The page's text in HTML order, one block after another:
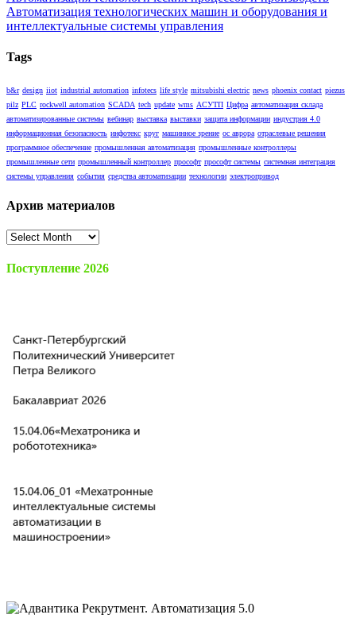
Tags
b&r design iiot industrial automation infotecs life style mitsubishi electric news phoenix contact piezus
pilz PLC rockwell automation SCADA tech update wms АСУТП Цифра автоматизация склада
автоматизированные системы вебинар выставка выставки защита информации индустрия 4.0
информационная безопасность инфотекс круг машинное зрение ос аврора отраслевые решения
программное обеспечение промышленная автоматизация промышленные контроллеры
промышленные сети промышленный контроллер прософт прософт системы системная интеграция
системы управления события средства автоматизации технологии электропривод
Архив материалов
Архив
Поступление 2026